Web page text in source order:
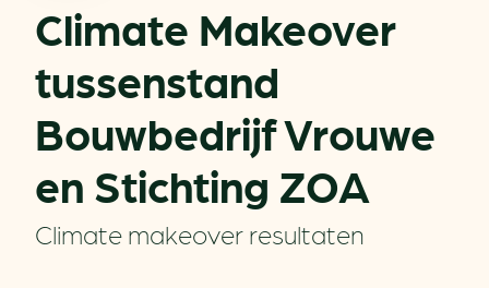
Climate Makeover
tussenstand
Bouwbedrijf Vrouwe
en Stichting ZOA
Climate makeover resultaten